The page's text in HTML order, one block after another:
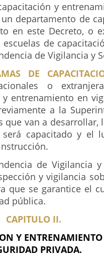
y
departamento de
en este Decreto, o
de
de Vigilancia y
DE
o
entrenamiento en
a la
que van a desarrollar,
capacitado y el
de Vigilancia
y vigilancia
que se garantice el
pública.
CAPITULO II.
Y
PRIVADA.